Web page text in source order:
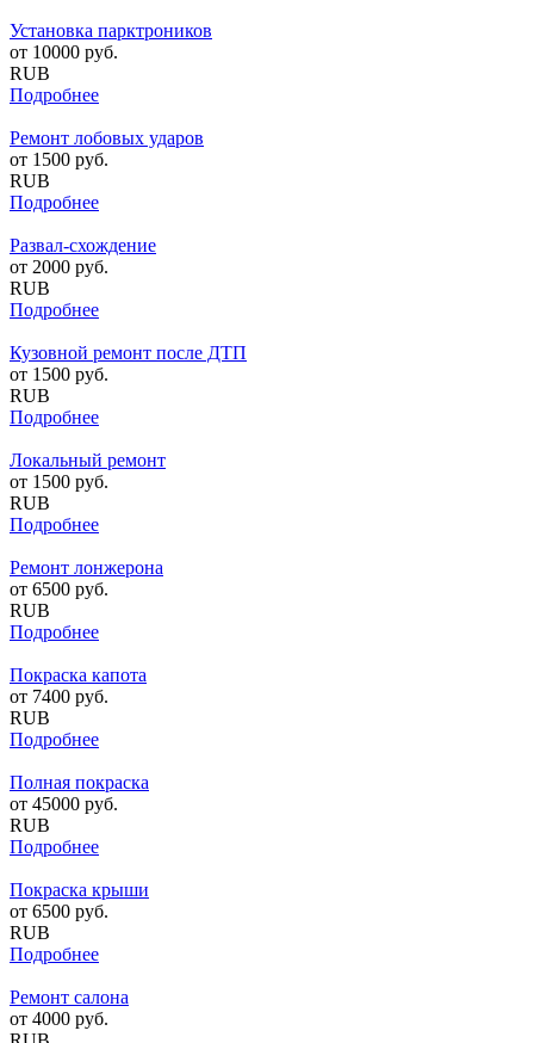
Установка парктроников
от 10000 руб.
RUB
Подробнее
Ремонт лобовых ударов
от 1500 руб.
RUB
Подробнее
Развал-схождение
от 2000 руб.
RUB
Подробнее
Кузовной ремонт после ДТП
от 1500 руб.
RUB
Подробнее
Локальный ремонт
от 1500 руб.
RUB
Подробнее
Ремонт лонжерона
от 6500 руб.
RUB
Подробнее
Покраска капота
от 7400 руб.
RUB
Подробнее
Полная покраска
от 45000 руб.
RUB
Подробнее
Покраска крыши
от 6500 руб.
RUB
Подробнее
Ремонт салона
от 4000 руб.